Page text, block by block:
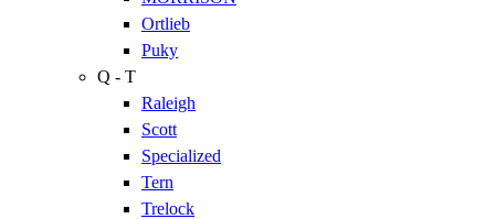
Ortlieb
Puky
Q - T
Raleigh
Scott
Specialized
Tern
Trelock